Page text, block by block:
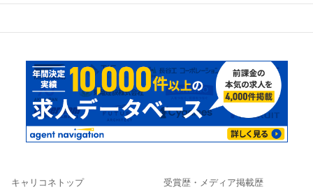
キャリコネトップ 受賞歴・メディア掲載歴